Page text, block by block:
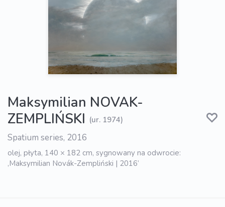
Maksymilian NOVAK-
ZEMPLIŃSKI (ur. 1974)
Spatium series, 2016
olej, płyta, 140 × 182 cm, sygnowany na odwrocie:
‚Maksymilian Novák-Zempliński | 2016’